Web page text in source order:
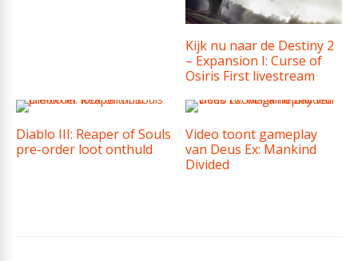
Kijk nu naar de Destiny 2
– Expansion I: Curse of
Osiris First livestream
Diablo III: Reaper of Souls
pre-order loot onthuld
Video toont gameplay
van Deus Ex: Mankind
Divided